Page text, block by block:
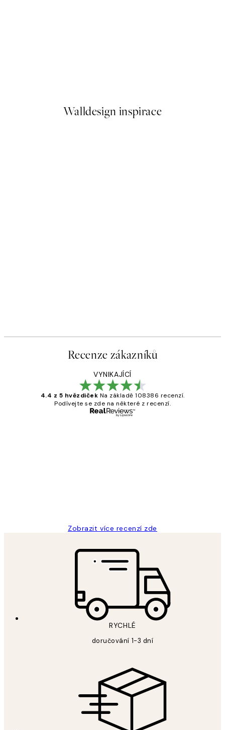
Walldesign inspirace
Recenze zákazníků
VYNIKAJÍCÍ
4.4 z 5 hvězdiček Na základě 108386 recenzí.
Podívejte se zde na některé z recenzí.
Zobrazit více recenzí zde
RYCHLÉ
doručování 1-3 dní